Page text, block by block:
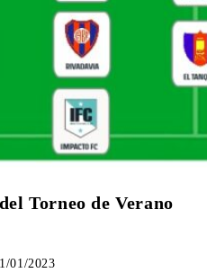
Torneo de Verano
01/2023